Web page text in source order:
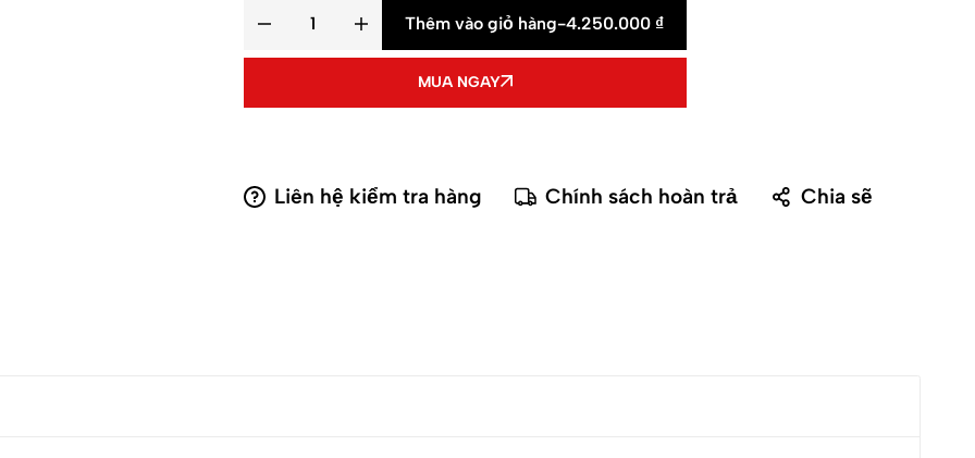
Thêm vào giỏ hàng-4.250.000 ₫
MUA NGAY
Liên hệ kiểm tra hàng Chính sách hoàn trả Chia sẽ